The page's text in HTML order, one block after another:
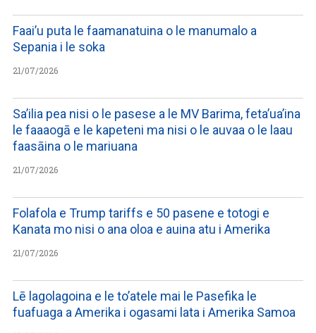
Faai’u puta le faamanatuina o le manumalo a
Sepania i le soka
21/07/2026
Sa’ilia pea nisi o le pasese a le MV Barima, feta’ua’ina
le faaaogā e le kapeteni ma nisi o le auvaa o le laau
faasāina o le mariuana
21/07/2026
Folafola e Trump tariffs e 50 pasene e totogi e
Kanata mo nisi o ana oloa e auina atu i Amerika
21/07/2026
Lē lagolagoina e le to’atele mai le Pasefika le
fuafuaga a Amerika i ogasami lata i Amerika Samoa